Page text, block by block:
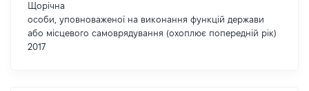
Щорічна
особи, уповноваженої на виконання функцій держави
або місцевого самоврядування (охоплює попередній рік)
2017